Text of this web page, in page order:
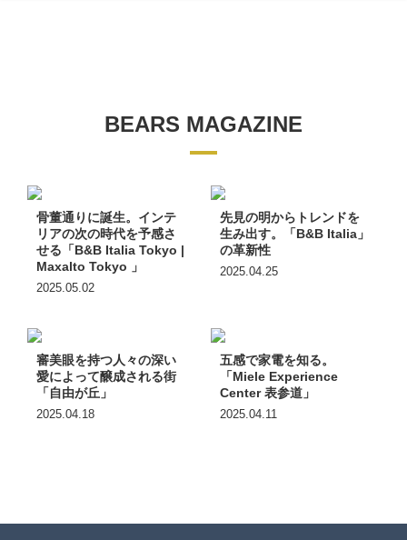
BEARS MAGAZINE
骨董通りに誕生。インテ
リアの次の時代を予感さ
せる「B&B Italia Tokyo |
Maxalto Tokyo 」
2025.05.02
先見の明からトレンドを
生み出す。「B&B Italia」
の革新性
2025.04.25
審美眼を持つ人々の深い
愛によって醸成される街
「自由が丘」
2025.04.18
五感で家電を知る。
「Miele Experience
Center 表参道」
2025.04.11